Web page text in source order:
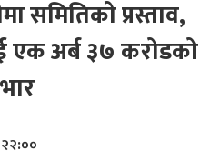
समितिको प्रस्ताव,
एक अर्ब ३७ करोडको
भार